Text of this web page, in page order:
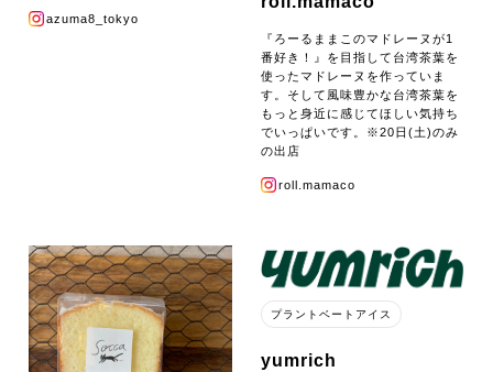
azuma8_tokyo
『ろーるままこのマドレーヌが1
番好き！』を目指して台湾茶葉を
使ったマドレーヌを作っていま
す。そして風味豊かな台湾茶葉を
もっと身近に感じてほしい気持ち
でいっぱいです。※20日(土)のみ
の出店
roll.mamaco
プラントベートアイス
yumrich